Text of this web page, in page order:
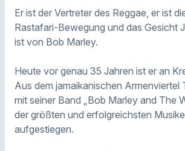
Er ist der Vertreter des Reggae, er ist
Rastafari-Bewegung und das Gesicht
ist von Bob Marley.
Heute vor genau 35 Jahren ist er an
Aus dem jamaikanischen Armenviertel
mit seiner Band „Bob Marley and The
der größten und erfolgreichsten
aufgestiegen.